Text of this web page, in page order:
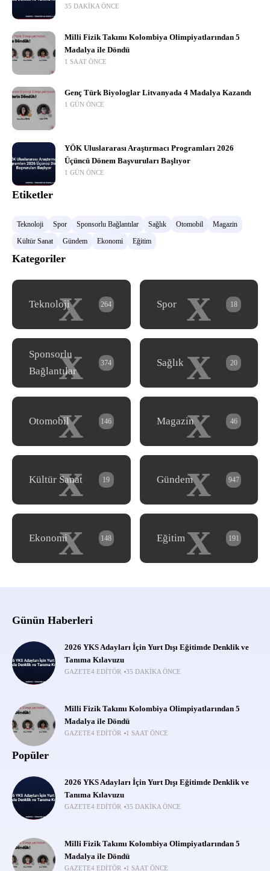
35 DAKIKA ÖNCE
Milli Fizik Takımı Kolombiya Olimpiyatlarından 5
Madalya ile Döndü
1 SAAT ÖNCE
Genç Türk Biyologlar Litvanyada 4 Madalya Kazandı
1 GÜN ÖNCE
YÖK Uluslararası Araştırmacı Programları 2026
Üçüncü Dönem Başvuruları Başlıyor
1 GÜN ÖNCE
Etiketler
Teknoloji Spor Sponsorlu Bağlantılar Sağlık Otomobil
Magazin
Kültür Sanat
Gündem Ekonomi Eğitim
Kategoriler
x
Teknoloji 264 x
Spor 18
x
Sponsorlu
Bağlantılar
374 x
Sağlık 20
x
Otomobil 146 x
Magazin 46
x
Kültür Sanat 19 x
Gündem 947
x
Ekonomi 148 x
Eğitim 191
Günün Haberleri
2026 YKS Adayları İçin Yurt Dışı Eğitimde Denklik ve
Tanıma Kılavuzu
GAZETE4 EDITÖR 35 DAKIKA ÖNCE
Milli Fizik Takımı Kolombiya Olimpiyatlarından 5
Madalya ile Döndü
GAZETE4 EDITÖR 1 SAAT ÖNCE
Popüler
2026 YKS Adayları İçin Yurt Dışı Eğitimde Denklik ve
Tanıma Kılavuzu
GAZETE4 EDITÖR 35 DAKIKA ÖNCE
Milli Fizik Takımı Kolombiya Olimpiyatlarından 5
Madalya ile Döndü
GAZETE4 EDITÖR 1 SAAT ÖNCE